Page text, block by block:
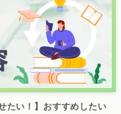
たい！】おすすめしたい